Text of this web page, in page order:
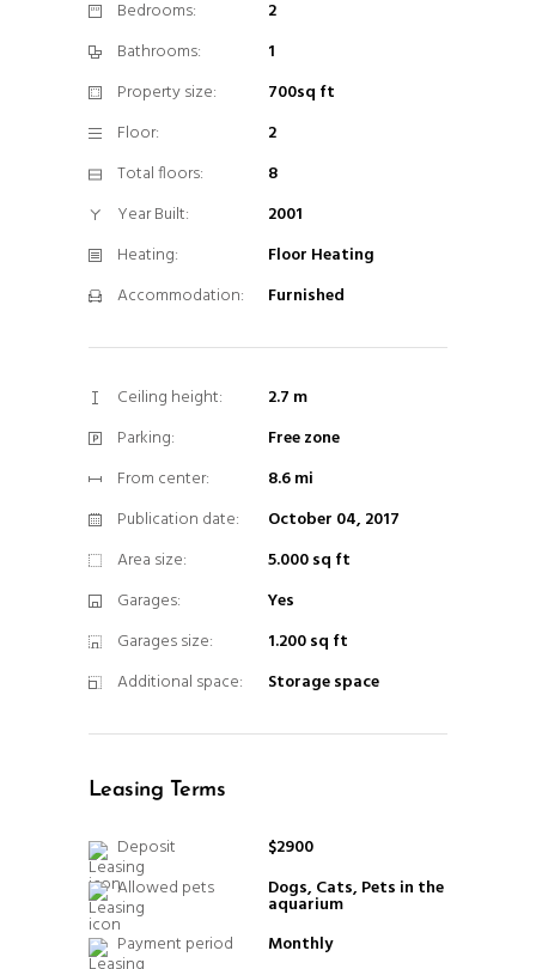
Bedrooms:
2
Bathrooms:
1
Property size:
700sq ft
Floor:
2
Total floors:
8
Year Built:
2001
Heating:
Floor Heating
Accommodation:
Furnished
Ceiling height:
2.7 m
Parking:
Free zone
From center:
8.6 mi
Publication date:
October 04, 2017
Area size:
5.000 sq ft
Garages:
Yes
Garages size:
1.200 sq ft
Additional space:
Storage space
Leasing Terms
Deposit
$2900
Allowed pets
Dogs, Cats, Pets in the
aquarium
Payment period
Monthly
mientras visitas
nuestro sitio,
posibilidad de
ofertas